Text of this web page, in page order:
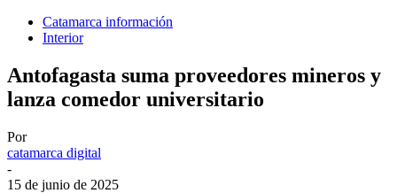
Catamarca información
Interior
Antofagasta suma proveedores mineros y
lanza comedor universitario
Por
catamarca digital
-
15 de junio de 2025